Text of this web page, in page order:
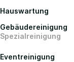
Hauswartung
Gebäudereinigung
Spezialreinigung
Eventreinigung